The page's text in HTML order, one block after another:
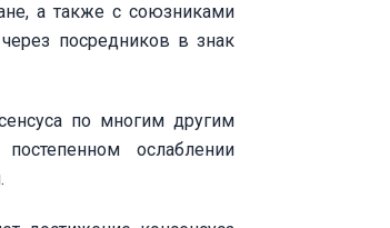
а также с союзниками
посредников в знак
по многим другим
ослаблении